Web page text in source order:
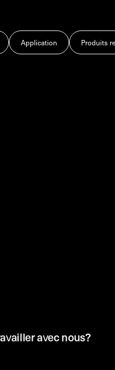
Application Produits
avec nous?